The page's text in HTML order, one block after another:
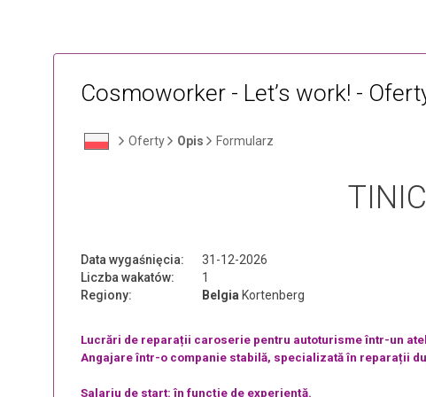
Cosmoworker - Let’s work! -
Oferty Opis Formularz
Data wygaśnięcia:
31-12-2026
Liczba wakatów:
1
Regiony:
Belgia Kortenberg
Lucrări de reparații caroserie pentru autoturisme într-un
Angajare într-o companie stabilă, specializată în reparații
Salariu de start: în funcție de experiență.